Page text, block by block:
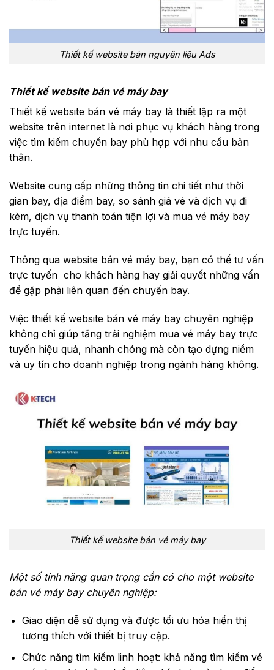
Thiết kế website bán nguyên liệu Ads
Thiết kế website bán vé máy bay
Thiết kế website bán vé máy bay là thiết lập ra một
website trên internet là nơi phục vụ khách hàng trong
việc tìm kiếm chuyến bay phù hợp với nhu cầu bản
thân.
Website cung cấp những thông tin chi tiết như thời
gian bay, địa điểm bay, so sánh giá vé và dịch vụ đi
kèm, dịch vụ thanh toán tiện lợi và mua vé máy bay
trực tuyến.
Thông qua website bán vé máy bay, bạn có thể tư vấn
trực tuyến cho khách hàng hay giải quyết những vấn
đề gặp phải liên quan đến chuyến bay.
Việc thiết kế website bán vé máy bay chuyên nghiệp
không chỉ giúp tăng trải nghiệm mua vé máy bay trực
tuyến hiệu quả, nhanh chóng mà còn tạo dựng niềm
và uy tín cho doanh nghiệp trong ngành hàng không.
Thiết kế website bán vé máy bay
Một số tính năng quan trọng cần có cho một website
bán vé máy bay chuyên nghiệp:
Giao diện dễ sử dụng và được tối ưu hóa hiển thị
tương thích với thiết bị truy cập.
Chức năng tìm kiếm linh hoạt: khả năng tìm kiếm vé